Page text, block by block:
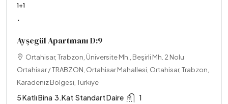
1+1
.
Ayşegül Apartmanı D:9
Ortahisar, Trabzon, Üniversite Mh., Beşirli Mh. 2 Nolu
Ortahisar / TRABZON, Ortahisar Mahallesi, Ortahisar, Trabzon,
Karadeniz Bölgesi, Türkiye
5 Katlı Bina 3.Kat Standart Daire 1